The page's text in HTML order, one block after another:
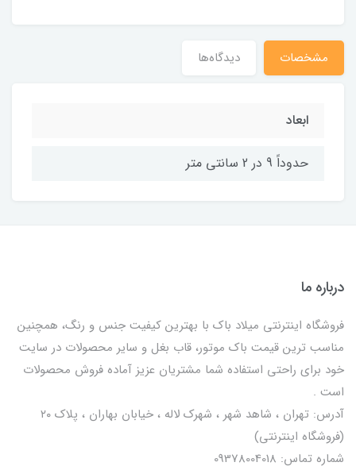
مشخصات دیدگاه‌ها
ابعاد
حدوداً 9 در 2 سانتی متر
درباره ما
فروشگاه اینترنتی میلاد باک با بهترین کیفیت جنس و رنگ، همچنین
مناسب ترین قیمت باک موتور، قاب بغل و سایر محصولات در سایت
خود برای راحتی استفاده شما مشتریان عزیز آماده فروش محصولات
است .
آدرس: تهران ، شاهد شهر ، شهرک لاله ، خیابان بهاران ، پلاک ۲۰
(فروشگاه اینترنتی)
شماره تماس: 09378004018